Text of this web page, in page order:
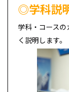
◎学科説
学科・コース
く説明します。